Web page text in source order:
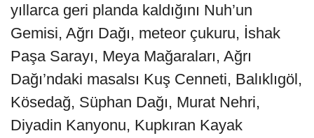
yıllarca geri planda kaldığını Nuh’un
Gemisi, Ağrı Dağı, meteor çukuru, İshak
Paşa Sarayı, Meya Mağaraları, Ağrı
Dağı’ndaki masalsı Kuş Cenneti, Balıklıgöl,
Kösedağ, Süphan Dağı, Murat Nehri,
Diyadin Kanyonu, Kupkıran Kayak